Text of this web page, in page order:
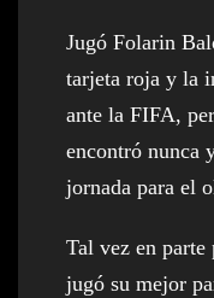
Jugó Folarin
tarjeta roja y la
ante la FIFA,
encontró nunca
jornada para el
Tal vez en parte
jugó su mejor